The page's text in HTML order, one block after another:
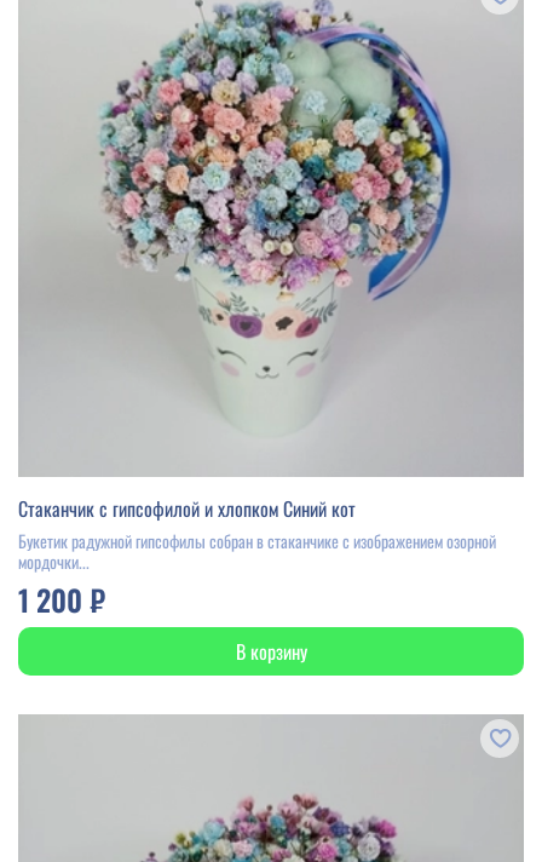
Стаканчик с гипсофилой и хлопком Синий кот
Букетик радужной гипсофилы собран в стаканчике с изображением озорной
мордочки...
1 200 ₽
В корзину